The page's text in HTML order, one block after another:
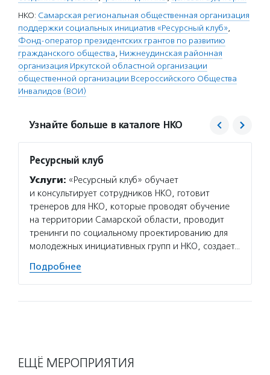
НКО: Самарская региональная общественная организация
поддержки социальных инициатив «Ресурсный клуб»,
Фонд-оператор президентских грантов по развитию
гражданского общества, Нижнеудинская районная
организация Иркутской областной организации
общественной организации Всероссийского Общества
Инвалидов (ВОИ)
Узнайте больше в каталоге НКО
Ресурсный клуб
Услуги: «Ресурсный клуб» обучает
и консультирует сотрудников НКО, готовит
тренеров для НКО, которые проводят обучение
на территории Самарской области, проводит
тренинги по социальному проектированию для
молодежных инициативных групп и НКО, создает…
Подробнее
ЕЩЁ МЕРОПРИЯТИЯ